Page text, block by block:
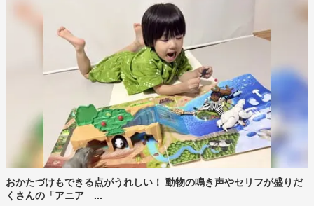
おかたづけもできる点がうれしい！ 動物の鳴き声やセリフが盛りだ
くさんの「アニア ...